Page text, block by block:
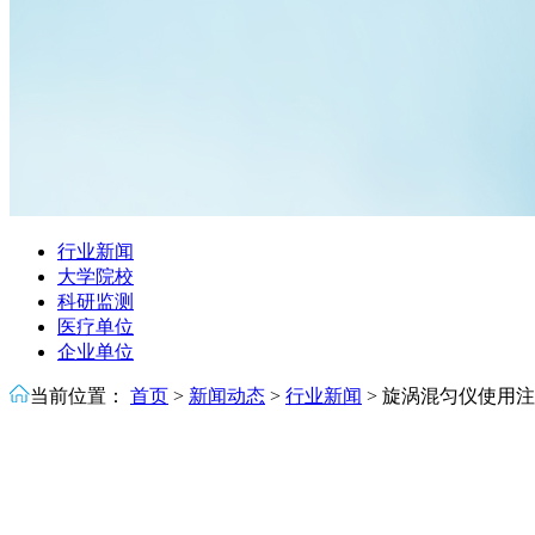
行业新闻
大学院校
科研监测
医疗单位
企业单位
当前位置： 首页 > 新闻动态 > 行业新闻 > 旋涡混匀仪使用